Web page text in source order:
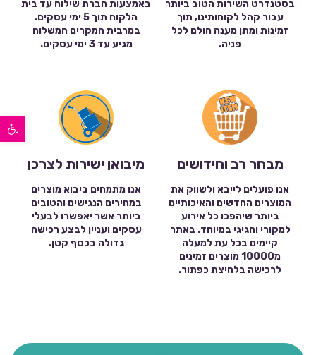
פתח סרגל נגישות
בסטנדרט השירות הטוב ביותר
עבור קהל לקוחותינו, תוך
זמינות ומתן מענה הולם לכל
פניה.
באמצעות חברת שילוח עד בית
הלקוח תוך 5 ימי עסקים.
במרבית המקרים המשלוח
מגיע עד 3 ימי עסקים.
מבחר רב וחידושים
אנו פועלים לייבא ולשווק את
המוצרים החדשים והאיכותיים
ביותר שיהפכו כל אירוע
למקורי וחגיגי במיוחד. באתר
קיימים בכל עת למעלה
מ10000 מוצרים זמינים
לרכישה בלחיצת כפתור.
מיבואן ישירות לצרכן
אנו מתמחים ביבוא מוצרים
במחירים הנגישים והטובים
ביותר אשר יאפשרו לבעלי
עסקים ועניין לבצע רכישה
גדולה בכסף קטן.